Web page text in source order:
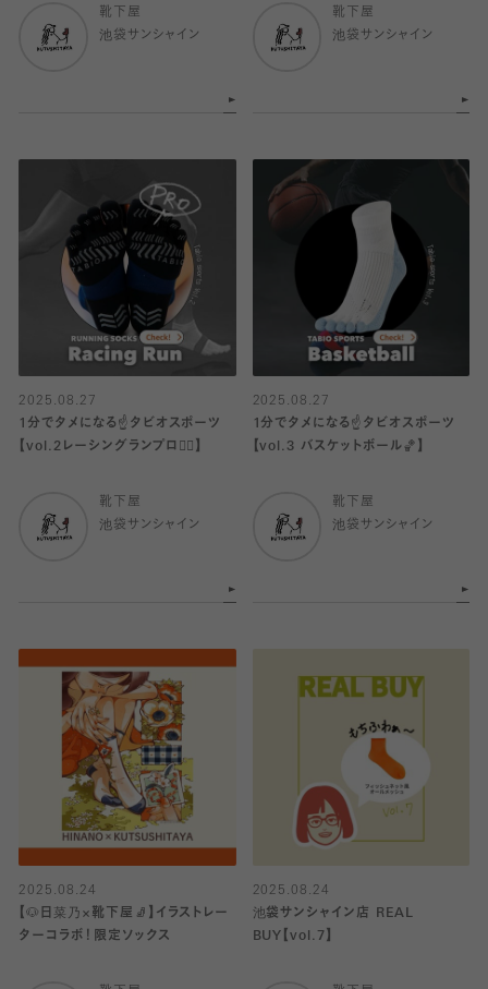
靴下屋
池袋サンシャイン
靴下屋
池袋サンシャイン
2025.08.27
1分でタメになる☝️タビオスポーツ
【vol.2レーシングランプロ🏃‍♂️】
靴下屋
池袋サンシャイン
2025.08.27
1分でタメになる☝️タビオスポーツ
【vol.3 バスケットボール🏀】
靴下屋
池袋サンシャイン
2025.08.24
【🐶日菜乃×靴下屋🧦】イラストレー
ターコラボ！限定ソックス
2025.08.24
池袋サンシャイン店 REAL
BUY【vol.7】